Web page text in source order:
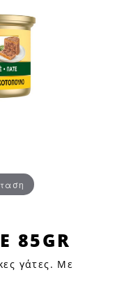
85GR
γάτες. Με